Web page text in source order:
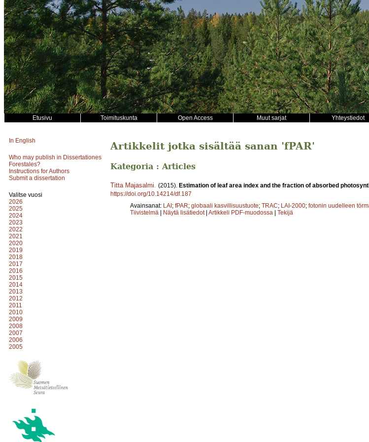
Etusivu Toimituskunta Open Access Muut sarjat Yhteystiedot
In English
Who may publish in Dissertationes
Forestales?
Instructions for Authors
Submit a dissertation
Valitse vuosi
2026
2025
2024
2023
2022
2021
2020
2019
2018
2017
2016
2015
2014
2013
2012
2011
2010
2009
2008
2007
2006
2005
Artikkelit jotka sisältää sanan 'fPAR'
Kategoria : Articles
Titta Majasalmi (2015). Estimation of leaf area index and the fraction of absorbed
https://doi.org/10.14214/df.187
Avainsanat: LAI; fPAR; globaali kasvillisuustuote; TRAC; LAI-2000; fotonin uudelleen
Tiivistelmä | Näytä lisätiedot | Artikkeli PDF-muodossa | Tekijä